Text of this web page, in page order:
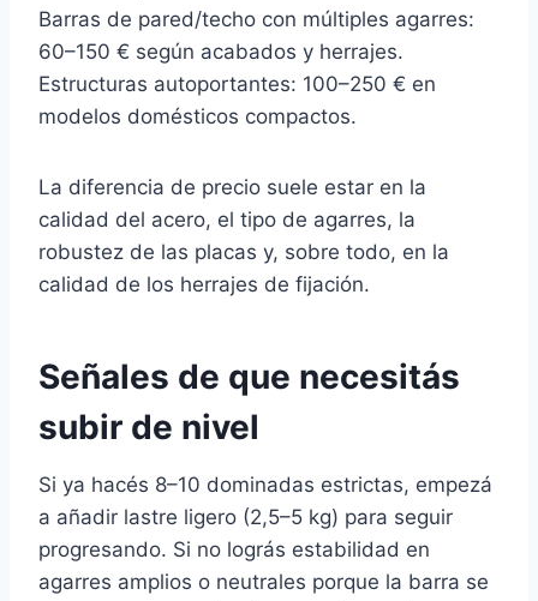
Barras de pared/techo con múltiples agarres:
60–150 € según acabados y herrajes.
Estructuras autoportantes: 100–250 € en
modelos domésticos compactos.
La diferencia de precio suele estar en la
calidad del acero, el tipo de agarres, la
robustez de las placas y, sobre todo, en la
calidad de los herrajes de fijación.
Señales de que necesitás
subir de nivel
Si ya hacés 8–10 dominadas estrictas, empezá
a añadir lastre ligero (2,5–5 kg) para seguir
progresando. Si no lográs estabilidad en
agarres amplios o neutrales porque la barra se